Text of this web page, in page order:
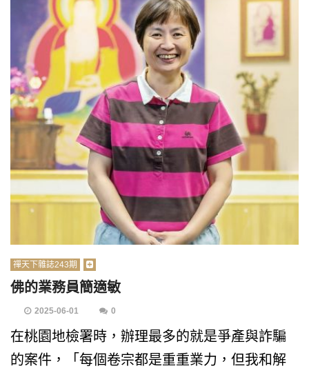
禪天下雜誌243期
佛的業務員簡適敏
2025-06-01 0
在桃園地檢署時，辦理最多的就是爭產與詐騙
的案件，「每個卷宗都是重重業力，但我和解